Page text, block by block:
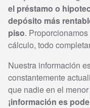
el préstamo o
depósito más
piso.
cálculo, todo
Nuestra información
constantemente
que nadie en el
¡información es